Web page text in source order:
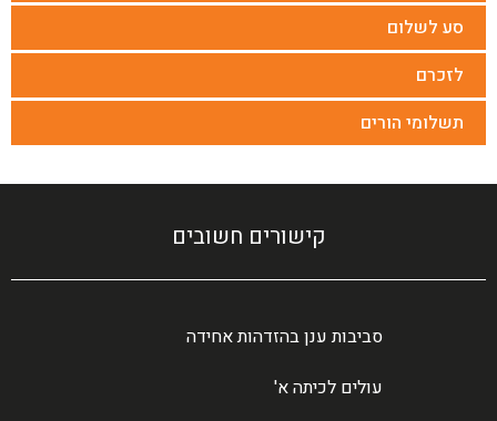
סע לשלום
לזכרם
תשלומי הורים
קישורים חשובים
סביבות ענן בהזדהות אחידה
עולים לכיתה א'